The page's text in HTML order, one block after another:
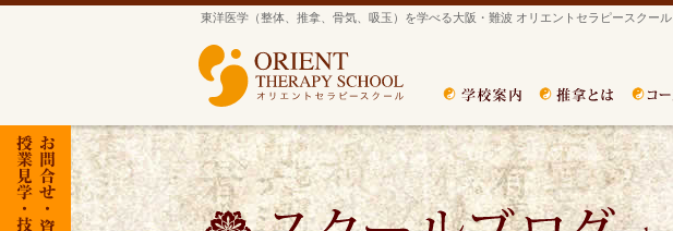
東洋医学（整体、推拿、骨気、吸玉）を学べる大阪・難波 オリエントセラピースクール